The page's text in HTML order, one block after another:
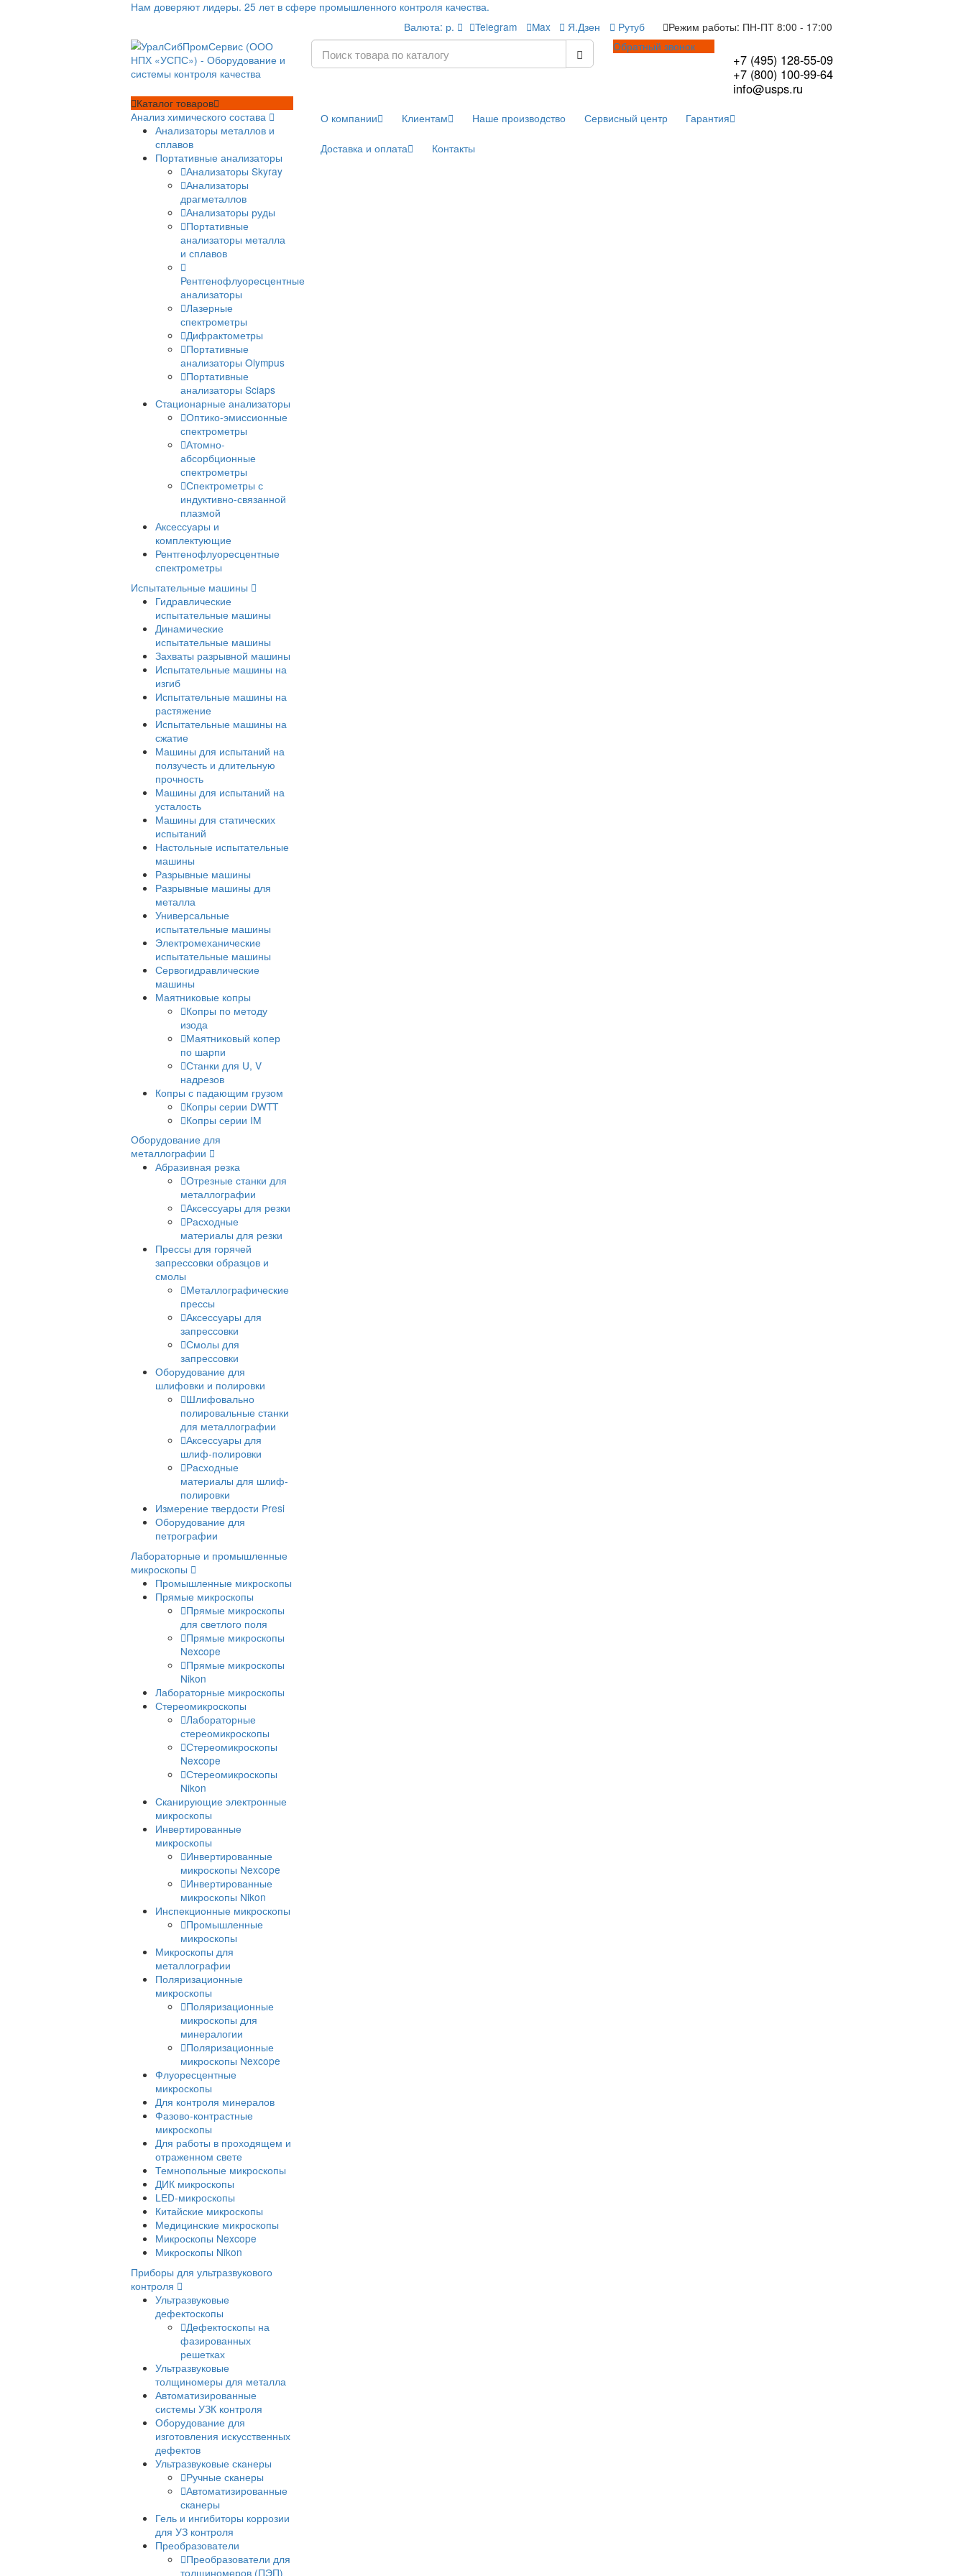
Нам доверяют лидеры. 25 лет в сфере промышленного контроля качества.
Telegram Max Я.Дзен Рутуб Режим работы: ПН-ПТ 8:00 -
Валюта: р.
Обратный звонок
Каталогтоваров
Анализ химического состава
Анализаторы металлов и
сплавов
Портативные анализаторы
Анализаторы Skyray
Анализаторы
драгметаллов
Анализаторы руды
Портативные
анализаторы металла
и сплавов
Рентгенофлуоресцентные
анализаторы
Лазерные
спектрометры
Дифрактометры
Портативные
анализаторы Olympus
Портативные
анализаторы Sciaps
Стационарные анализаторы
Оптико-эмиссионные
спектрометры
Атомно-
абсорбционные
спектрометры
Спектрометры с
индуктивно-связанной
плазмой
Аксессуары и
комплектующие
Рентгенофлуоресцентные
спектрометры
Испытательные машины
Гидравлические
испытательные машины
Динамические
испытательные машины
Захваты разрывной машины
Испытательные машины на
изгиб
Испытательные машины на
растяжение
Испытательные машины на
сжатие
Машины для испытаний на
ползучесть и длительную
прочность
Машины для испытаний на
усталость
Машины для статических
испытаний
Настольные испытательные
машины
Разрывные машины
Разрывные машины для
металла
Универсальные
испытательные машины
Электромеханические
испытательные машины
Сервогидравлические
машины
Маятниковые копры
Копры по методу
изода
Маятниковый копер
по шарпи
Станки для U, V
надрезов
Копры с падающим грузом
Копры серии DWTT
Оборудование для
металлографии
Абразивная резка
Отрезные станки для
металлографии
Аксессуары для резки
Расходные
материалы для резки
Прессы для горячей
запрессовки образцов и
смолы
Металлографические
прессы
Аксессуары для
Смолы для
запрессовки
Оборудование для
шлифовки и полировки
Шлифовально
полировальные станки
для металлографии
Аксессуары для
шлиф-полировки
Расходные
материалы для шлиф-
полировки
Измерение твердости Presi
Оборудование для
петрографии
Лабораторные и промышленные
микроскопы
Промышленные микроскопы
Прямые микроскопы
Прямые микроскопы
для светлого поля
Прямые микроскопы
Nexcope
Прямые микроскопы
Nikon
Лабораторные микроскопы
Стереомикроскопы
стереомикроскопы
Стереомикроскопы
Nexcope
Стереомикроскопы
Nikon
Сканирующие электронные
микроскопы
Инвертированные
микроскопы
Инвертированные
микроскопы Nexcope
Инвертированные
микроскопы Nikon
Инспекционные микроскопы
Промышленные
микроскопы
Микроскопы для
металлографии
Поляризационные
микроскопы
Поляризационные
микроскопы для
минералогии
Поляризационные
микроскопы Nexcope
Флуоресцентные
микроскопы
Для контроля минералов
Фазово-контрастные
микроскопы
Для работы в проходящем и
отраженном свете
Темнопольные микроскопы
ДИК микроскопы
LED-микроскопы
Китайские микроскопы